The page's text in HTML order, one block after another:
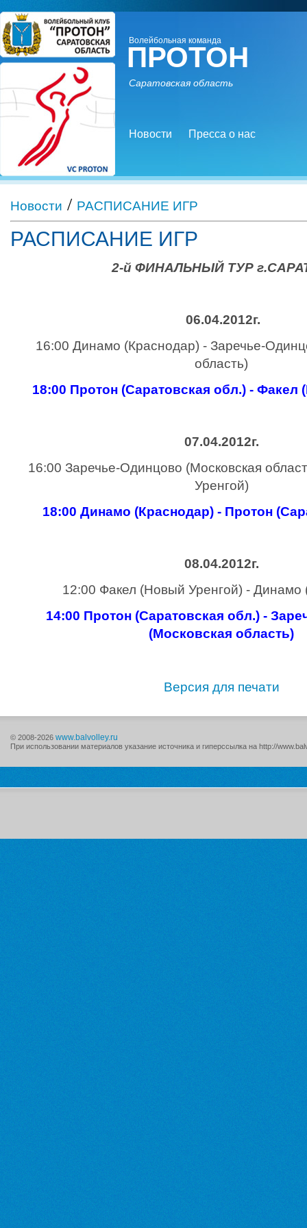
Волейбольная команда
ПРОТОН
Саратовская область
Новости Пресса о нас
Новости / РАСПИСАНИЕ ИГР
РАСПИСАНИЕ ИГР
2-й ФИНАЛЬНЫЙ ТУР
06.04.2012г.
16:00 Динамо (Краснодар) - Заречье-
область)
18:00 Протон (Саратовская обл.) - Факел
07.04.2012г.
16:00 Заречье-Одинцово (Московская
Уренгой)
18:00 Динамо (Краснодар) - Протон
08.04.2012г.
12:00 Факел (Новый Уренгой) - Динамо
14:00 Протон (Саратовская обл.) -
(Московская область)
Версия для печати
© 2008-2026 www.balvolley.ru
При использовании материалов указание источника и гиперссылка на http://